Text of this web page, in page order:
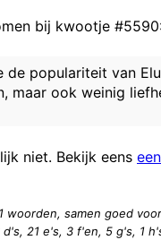
at the upheating
en vrouwen zijn dan
Het is bekend dat
jezus wa een bazenbak
bij kwootje
de populariteit van
maar ook weinig
niet. Bekijk eens
woorden, samen goed
21 e's, 3 f'en, 5 g's, 1